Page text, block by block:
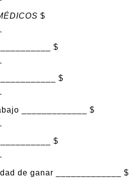
$
$
$
_____________ $
$
de ganar _____________ $